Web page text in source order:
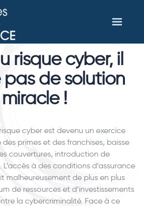
risque cyber, il
pas de solution
miracle !
cyber est devenu un exercice
primes et des franchises, baisse
couvertures, introduction de
L’accès à des conditions d’assurance
malheureusement de plus en plus
de ressources et d’investissements
la cybercriminalité. Face à ce